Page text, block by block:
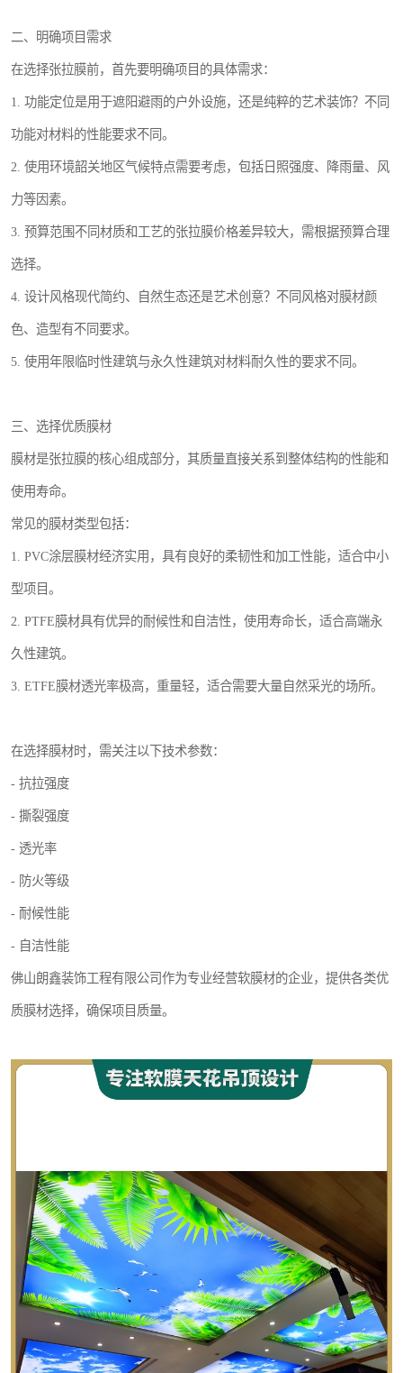
二、明确项目需求
在选择张拉膜前，首先要明确项目的具体需求：
1. 功能定位是用于遮阳避雨的户外设施，还是纯粹的艺术装饰？不同
功能对材料的性能要求不同。
2. 使用环境韶关地区气候特点需要考虑，包括日照强度、降雨量、风
力等因素。
3. 预算范围不同材质和工艺的张拉膜价格差异较大，需根据预算合理
选择。
4. 设计风格现代简约、自然生态还是艺术创意？不同风格对膜材颜
色、造型有不同要求。
5. 使用年限临时性建筑与永久性建筑对材料耐久性的要求不同。
三、选择优质膜材
膜材是张拉膜的核心组成部分，其质量直接关系到整体结构的性能和
使用寿命。
常见的膜材类型包括：
1. PVC涂层膜材经济实用，具有良好的柔韧性和加工性能，适合中小
型项目。
2. PTFE膜材具有优异的耐候性和自洁性，使用寿命长，适合高端永
久性建筑。
3. ETFE膜材透光率极高，重量轻，适合需要大量自然采光的场所。
在选择膜材时，需关注以下技术参数：
- 抗拉强度
- 撕裂强度
- 透光率
- 防火等级
- 耐候性能
- 自洁性能
佛山朗鑫装饰工程有限公司作为专业经营软膜材的企业，提供各类优
质膜材选择，确保项目质量。